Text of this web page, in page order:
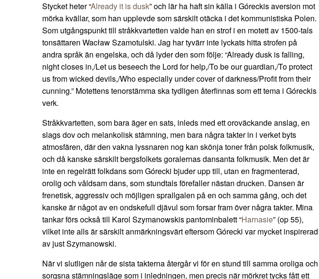
Stycket heter “Already it is dusk” och lär ha haft sin källa i Góreckis aversion mot
mörka kvällar, som han upplevde som särskilt otäcka i det kommunistiska Polen.
Som utgångspunkt till stråkkvartetten valde han en strof i en motett av 1500-tals
tonsättaren Wacław Szamotulski. Jag har tyvärr inte lyckats hitta strofen på
andra språk än engelska, och då lyder den som följe: “Already dusk is falling,
night closes in,/Let us beseech the Lord for help,/To be our guardian,/To protect
us from wicked devils,/Who especially under cover of darkness/Profit from their
cunning.” Motettens tenorstämma ska tydligen återfinnas som ett tema i Góreckis
verk.
Stråkkvartetten, som bara äger en sats, inleds med ett oroväckande anslag, en
slags dov och melankolisk stämning, men bara några takter in i verket byts
atmosfären, där den vakna lyssnaren nog kan skönja toner från polsk folkmusik,
och då kanske särskilt bergsfolkets goralernas dansanta folkmusik. Men det är
inte en regelrätt folkdans som Górecki bjuder upp till, utan en fragmenterad,
orolig och våldsam dans, som stundtals förefaller nästan drucken. Dansen är
frenetisk, aggressiv och möjligen sprallgalen på en och samma gång, och det
kanske är något av en ondskefull djävul som forsar fram över några takter. Mina
tankar förs också till Karol Szymanowskis pantominbalett “Harnasie” (op 55),
vilket inte alls är särskilt anmärkningsvärt eftersom Górecki var mycket inspirerad
av just Szymanowski.
När vi slutligen når de sista takterna återgår vi för en stund till samma oroliga och
sorgsna stämningsläge som i inledningen, men precis när mörkret tycks fått ett